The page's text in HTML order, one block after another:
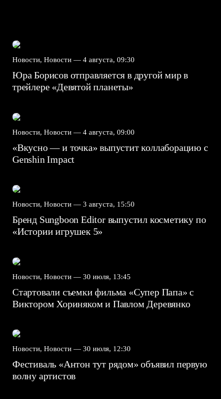
Новости, Новости — 4 августа, 09:30
Юра Борисов отправляется в другой мир в
трейлере «Девятой планеты»
Новости, Новости — 4 августа, 09:00
«Вкусно — и точка» выпустит коллаборацию с
Genshin Impact⁠⁠
Новости, Новости — 3 августа, 15:50
Бренд Sungboon Editor выпустил косметику по
«Истории игрушек 5»
Новости, Новости — 30 июля, 13:45
Стартовали съемки фильма «Супер Папа» с
Виктором Хориняком и Павлом Деревянко
Новости, Новости — 30 июля, 12:30
Фестиваль «Антон тут рядом» объявил первую
волну артистов